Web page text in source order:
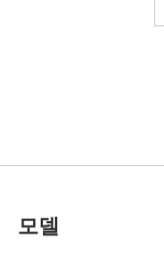
모델